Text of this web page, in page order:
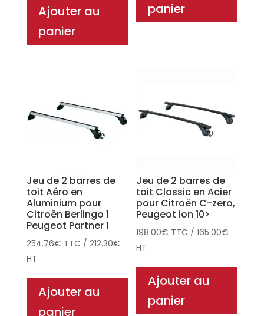
Ajouter au
panier
panier
Jeu de 2 barres de
toit Aéro en
Aluminium pour
Citroën Berlingo 1
Peugeot Partner 1
254.76€ TTC / 212.30€
HT
Ajouter au
panier
Jeu de 2 barres de
toit Classic en Acier
pour Citroën C-zero,
Peugeot ion 10>
198.00€ TTC /165.00€
HT
Ajouter au
panier